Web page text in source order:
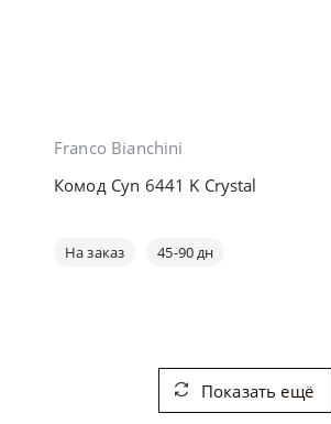
Franco Bianchini
Комод Cyn 6441 K Crystal
На заказ 45-90 дн
Показать ещё